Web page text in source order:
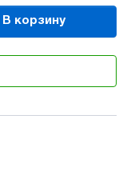
В корзину